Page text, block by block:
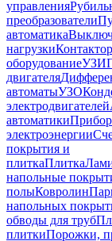
управления
преобразователи
автоматика
нагрузки
оборудование
двигателя
автоматыУЗО
электродвигателей
автоматики
электроэнергии
покрытия и
плиткаПлитка
напольные
полыКовролин
напольных
обводы для труб
плиткиПорожки,